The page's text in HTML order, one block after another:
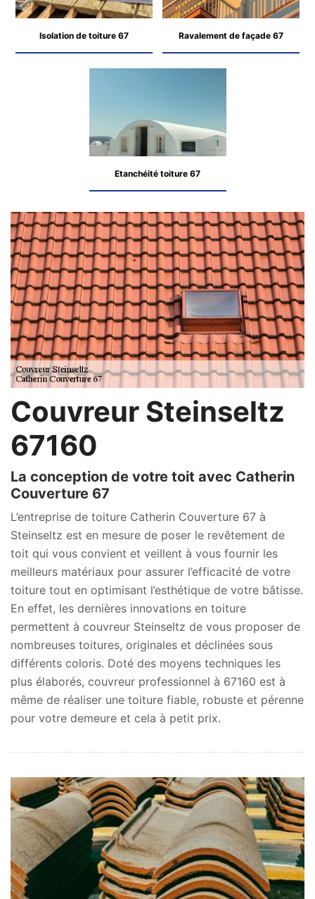
Isolation de toiture 67 Ravalement de façade 67
Etanchéité toiture 67
Couvreur Steinseltz
67160
La conception de votre toit avec Catherin
Couverture 67
L’entreprise de toiture Catherin Couverture 67 à
Steinseltz est en mesure de poser le revêtement de
toit qui vous convient et veillent à vous fournir les
meilleurs matériaux pour assurer l’efficacité de votre
toiture tout en optimisant l’esthétique de votre bâtisse.
En effet, les dernières innovations en toiture
permettent à couvreur Steinseltz de vous proposer de
nombreuses toitures, originales et déclinées sous
différents coloris. Doté des moyens techniques les
plus élaborés, couvreur professionnel à 67160 est à
même de réaliser une toiture fiable, robuste et pérenne
pour votre demeure et cela à petit prix.